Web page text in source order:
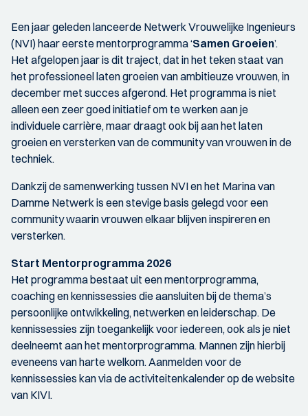
Een jaar geleden lanceerde Netwerk Vrouwelijke Ingenieurs
(NVI) haar eerste mentorprogramma ‘Samen Groeien’.
Het afgelopen jaar is dit traject, dat in het teken staat van
het professioneel laten groeien van ambitieuze vrouwen, in
december met succes afgerond. Het programma is niet
alleen een zeer goed initiatief om te werken aan je
individuele carrière, maar draagt ook bij aan het laten
groeien en versterken van de community van vrouwen in de
techniek.
Dankzij de samenwerking tussen NVI en het Marina van
Damme Netwerk is een stevige basis gelegd voor een
community waarin vrouwen elkaar blijven inspireren en
versterken.
Start Mentorprogramma 2026
Het programma bestaat uit een mentorprogramma,
coaching en kennissessies die aansluiten bij de thema’s
persoonlijke ontwikkeling, netwerken en leiderschap. De
kennissessies zijn toegankelijk voor iedereen, ook als je niet
deelneemt aan het mentorprogramma. Mannen zijn hierbij
eveneens van harte welkom. Aanmelden voor de
kennissessies kan via de activiteitenkalender op de website
van KIVI.